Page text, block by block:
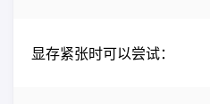
显存紧张时可以尝试：